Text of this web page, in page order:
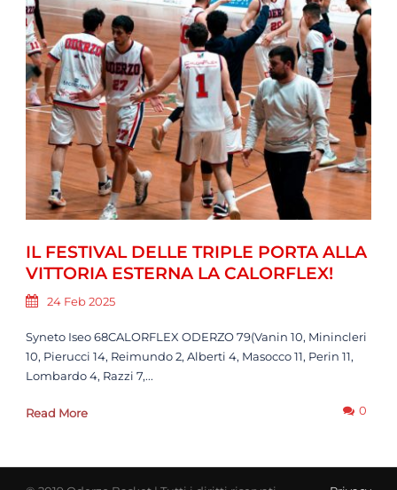
IL FESTIVAL DELLE TRIPLE PORTA ALLA
VITTORIA ESTERNA LA CALORFLEX!
24 Feb 2025
Syneto Iseo 68CALORFLEX ODERZO 79(Vanin 10, Minincleri
10, Pierucci 14, Reimundo 2, Alberti 4, Masocco 11, Perin 11,
Lombardo 4, Razzi 7,...
Read More 0